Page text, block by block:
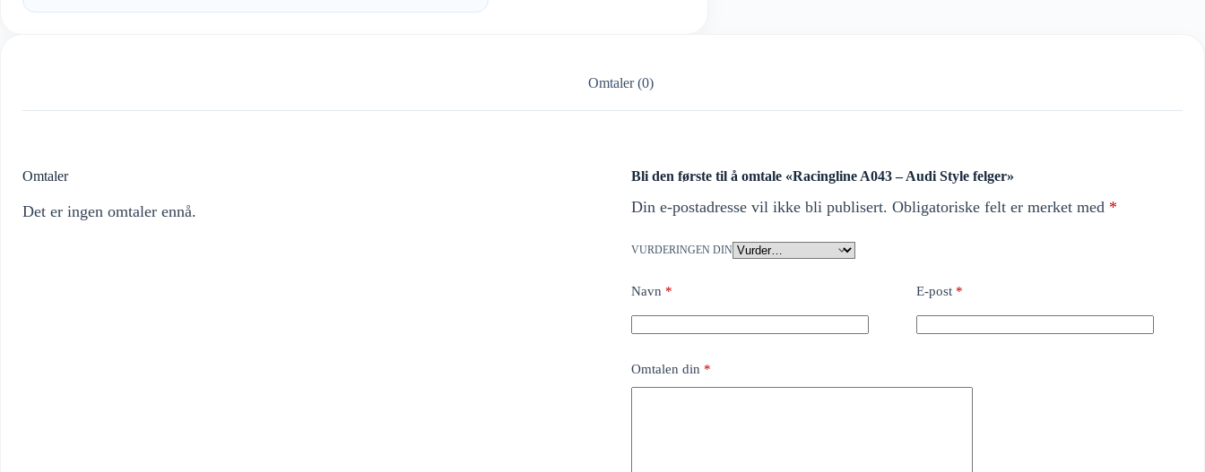
Omtaler (0)
Omtaler
Det er ingen omtaler ennå.
Bli den første til å omtale «Racingline A043 – Audi Style felger»
Din e-postadresse vil ikke bli publisert. Obligatoriske felt er merket med *
VURDERINGEN DIN
Navn * E-post*
Omtalen din *